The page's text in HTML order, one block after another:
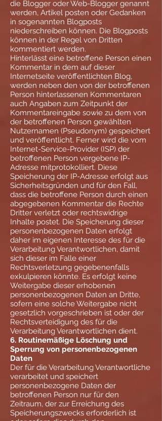
die Blogger oder Web-Blogger genannt
werden, Artikel posten oder Gedanken
in sogenannten Blogposts
niederschreiben können. Die Blogposts
können in der Regel von Dritten
kommentiert werden.
Hinterlässt eine betroffene Person einen
Kommentar in dem auf dieser
Internetseite veröffentlichten Blog,
werden neben den von der betroffenen
Person hinterlassenen Kommentaren
auch Angaben zum Zeitpunkt der
Kommentareingabe sowie zu dem von
der betroffenen Person gewählten
Nutzernamen (Pseudonym) gespeichert
und veröffentlicht. Ferner wird die vom
Internet-Service-Provider (ISP) der
betroffenen Person vergebene IP-
Adresse mitprotokolliert. Diese
Speicherung der IP-Adresse erfolgt aus
Sicherheitsgründen und für den Fall,
dass die betroffene Person durch einen
abgegebenen Kommentar die Rechte
Dritter verletzt oder rechtswidrige
Inhalte postet. Die Speicherung dieser
personenbezogenen Daten erfolgt
daher im eigenen Interesse des für die
Verarbeitung Verantwortlichen, damit
sich dieser im Falle einer
Rechtsverletzung gegebenenfalls
exkulpieren könnte. Es erfolgt keine
Weitergabe dieser erhobenen
personenbezogenen Daten an Dritte,
sofern eine solche Weitergabe nicht
gesetzlich vorgeschrieben ist oder der
Rechtsverteidigung des für die
Verarbeitung Verantwortlichen dient.
6. Routinemäßige Löschung und
Sperrung von personenbezogenen
Daten
Der für die Verarbeitung Verantwortliche
verarbeitet und speichert
personenbezogene Daten der
betroffenen Person nur für den
Zeitraum, der zur Erreichung des
Speicherungszwecks erforderlich ist